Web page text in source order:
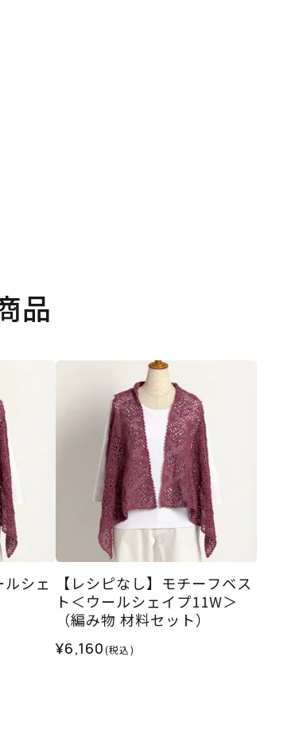
品
シェ
【レシピなし】モチーフベス
ト＜ウールシェイプ11W＞
（編み物 材料セット）
¥6,160(税込)